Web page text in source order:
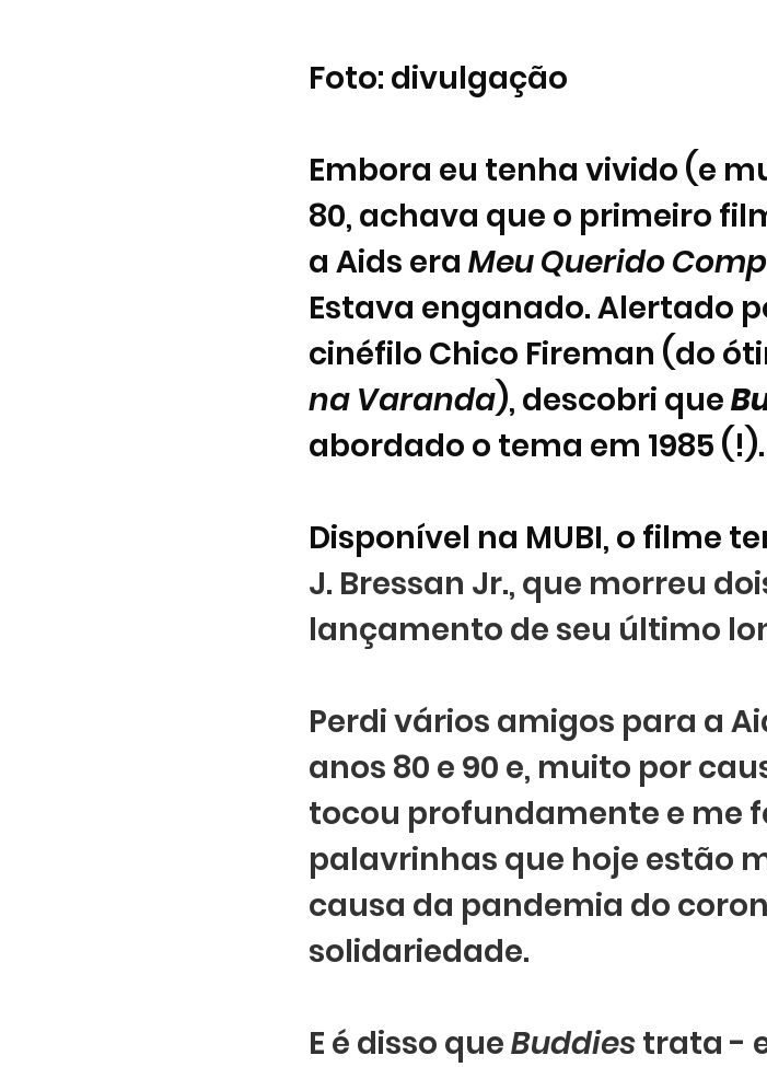
Foto: divulgação
Embora eu tenha vivido (e
80, achava que o primeiro
a Aids era Meu Querido
Estava enganado. Alertado
cinéfilo Chico Fireman (do
na Varanda), descobri que
abordado o tema em 1985 (!).
Disponível na MUBI, o filme
J. Bressan Jr., que morreu
lançamento de seu último
Perdi vários amigos para a
anos 80 e 90 e, muito por
tocou profundamente e me
palavrinhas que hoje estão
causa da pandemia do
solidariedade.
E é disso que Buddies trata -